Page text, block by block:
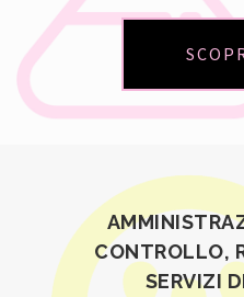
CONTROLLO,
SERVIZI